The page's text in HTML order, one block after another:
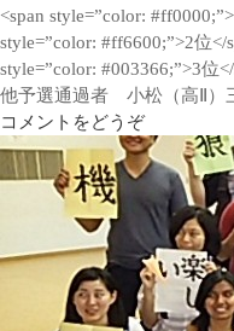
<span style=”color:
style=”color: #ff6600;”>2位
style=”color: #003366;”>3位
他予選通過者 小松（高Ⅱ）
コメントをどうぞ